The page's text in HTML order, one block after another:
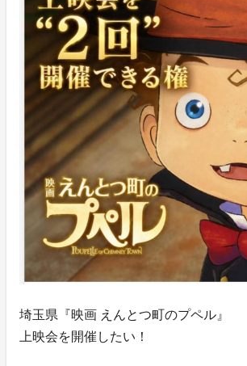
埼玉県『映画 えんとつ町のプペル』
上映会を開催したい！